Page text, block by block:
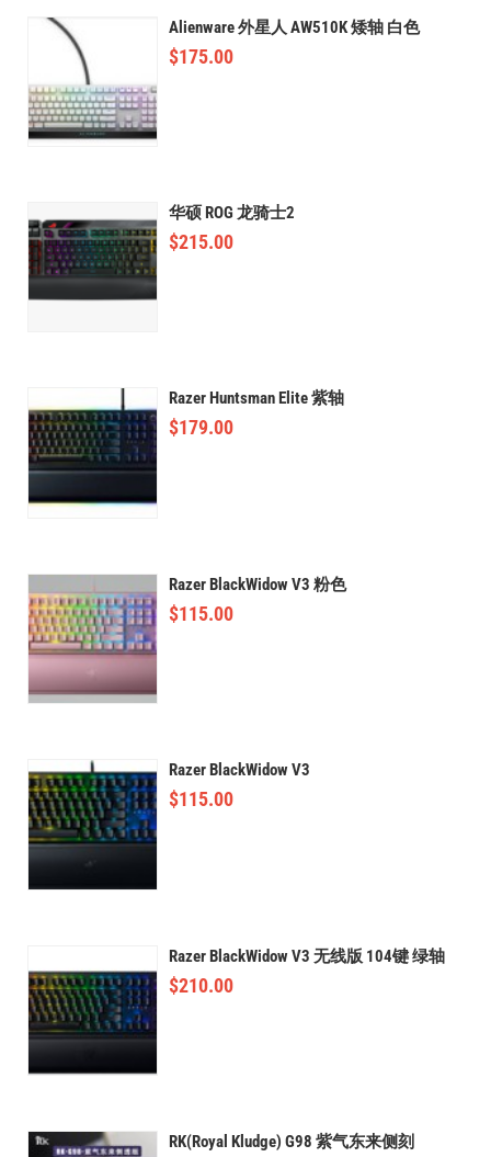
Alienware 外星人 AW510K 矮轴 白色
$175.00
华硕 ROG 龙骑士2
$215.00
Razer Huntsman Elite 紫轴
$179.00
Razer BlackWidow V3 粉色
$115.00
Razer BlackWidow V3
$115.00
Razer BlackWidow V3 无线版 104键 绿轴
$210.00
RK(Royal Kludge) G98 紫气东来侧刻